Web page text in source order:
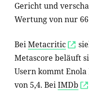
Gericht und
Wertung von nur
BeiMetacritic
Metascore beläuft
Usern kommt
von 5,4. BeiIMDb